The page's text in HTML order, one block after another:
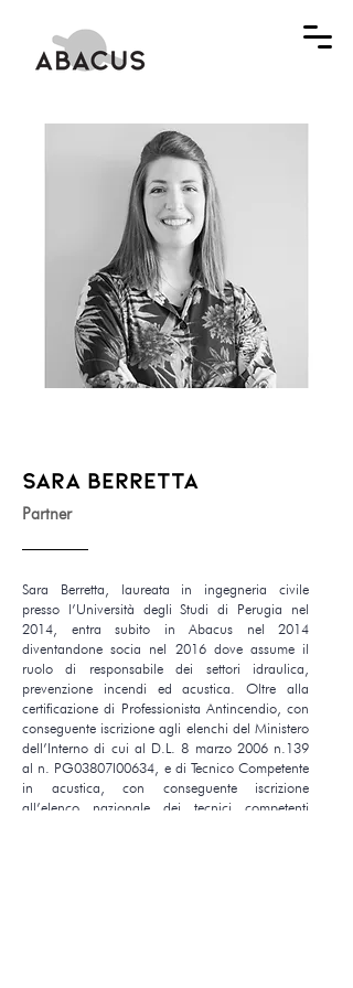
Sara Berretta
Partner
Sara Berretta, laureata in ingegneria civile
presso l’Università degli Studi di Perugia nel
2014, entra subito in Abacus nel 2014
diventandone socia nel 2016 dove assume il
ruolo di responsabile dei settori idraulica,
prevenzione incendi ed acustica. Oltre alla
certificazione di Professionista Antincendio, con
conseguente iscrizione agli elenchi del Ministero
dell’Interno di cui al D.L. 8 marzo 2006 n.139
al n. PG03807I00634, e di Tecnico Competente
in acustica, con conseguente iscrizione
all’elenco nazionale dei tecnici competenti